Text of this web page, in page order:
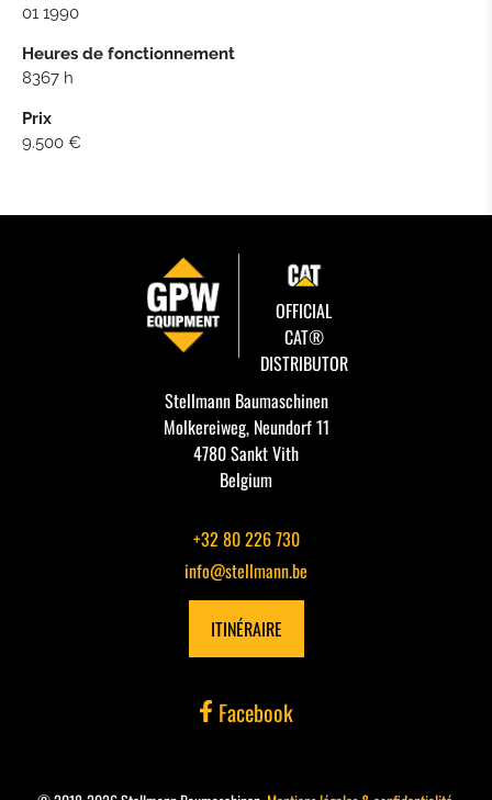
POUSSEUR
CHARIOT ELÉVATEUR
REMORQUE
VOITURE / CAMIONETTE
01 1990
Heures de fonctionnement
8367 h
Prix
9.500 €
OFFICIAL
CAT®
DISTRIBUTOR
Stellmann Baumaschinen
Molkereiweg, Neundorf 11
4780 Sankt Vith
Belgium
+32 80 226 730
info@stellmann.be
ITINÉRAIRE
Facebook